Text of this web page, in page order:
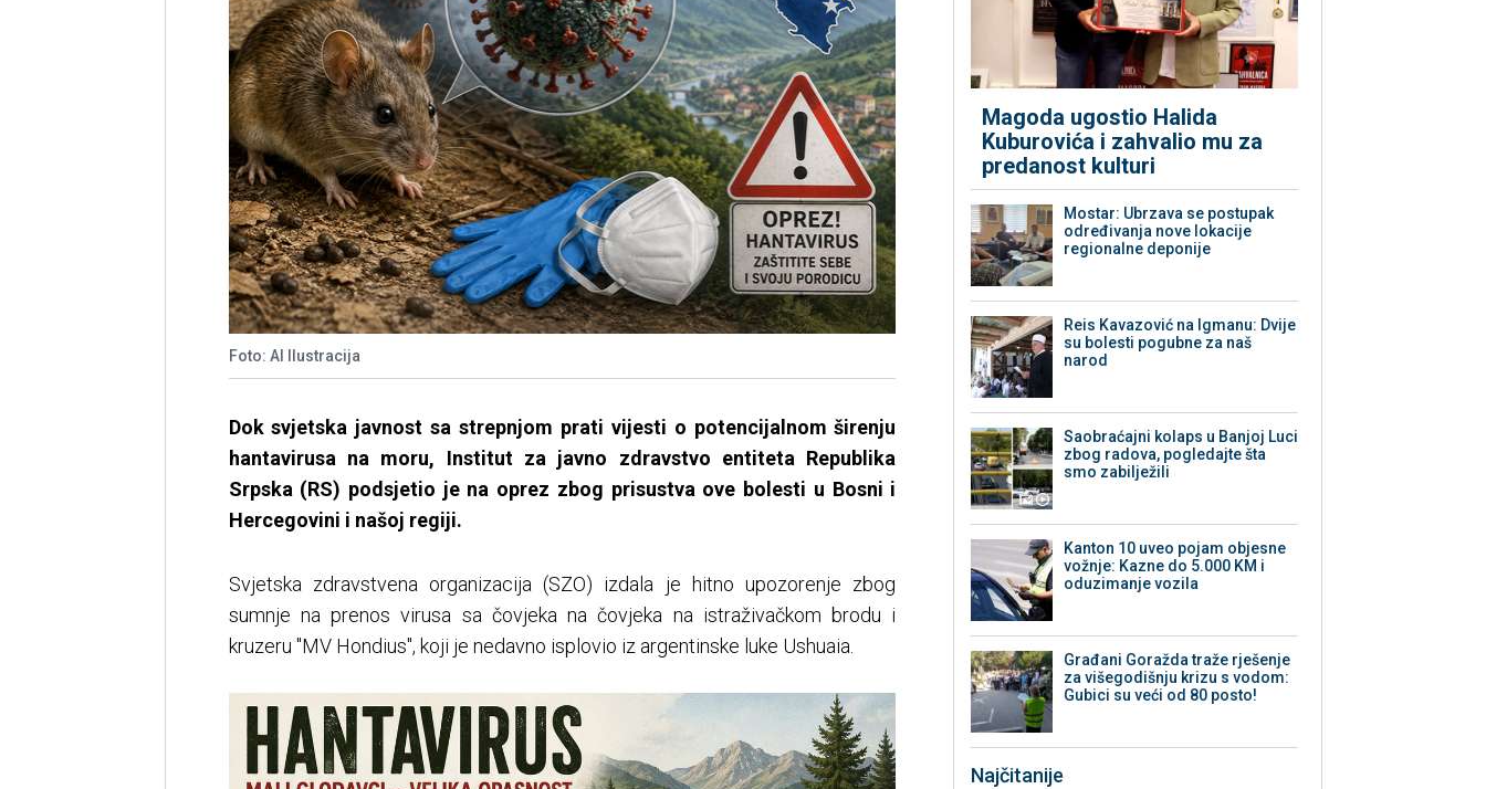
Foto: AI Ilustracija
Dok svjetska javnost sa strepnjom prati vijesti o potencijalnom širenju
hantavirusa na moru, Institut za javno zdravstvo entiteta Republika
Srpska (RS) podsjetio je na oprez zbog prisustva ove bolesti u Bosni i
Hercegovini i našoj regiji.
Svjetska zdravstvena organizacija (SZO) izdala je hitno upozorenje zbog
sumnje na prenos virusa sa čovjeka na čovjeka na istraživačkom brodu i
kruzeru "MV Hondius", koji je nedavno isplovio iz argentinske luke Ushuaia.
Magoda ugostio Halida
Kuburovića i zahvalio mu za
predanost kulturi
Mostar: Ubrzava se postupak
određivanja nove lokacije
regionalne deponije
Reis Kavazović na Igmanu: Dvije
su bolesti pogubne za naš
narod
Saobraćajni kolaps u Banjoj Luci
zbog radova, pogledajte šta
smo zabilježili
Kanton 10 uveo pojam objesne
vožnje: Kazne do 5.000 KM i
oduzimanje vozila
Građani Goražda traže rješenje
za višegodišnju krizu s vodom:
Gubici su veći od 80 posto!
Najčitanije